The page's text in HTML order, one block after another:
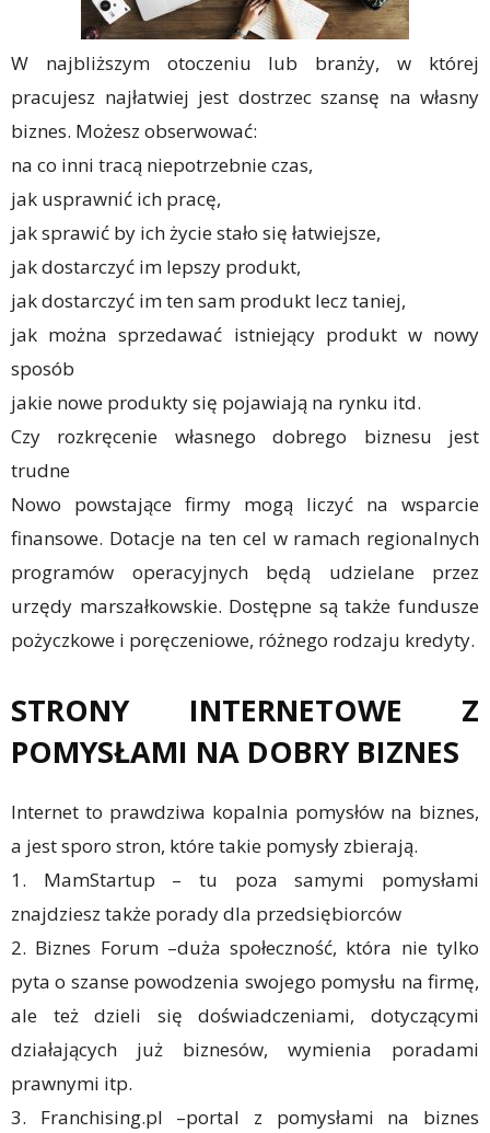
W najbliższym otoczeniu lub branży, w której
pracujesz najłatwiej jest dostrzec szansę na własny
biznes. Możesz obserwować:
na co inni tracą niepotrzebnie czas,
jak usprawnić ich pracę,
jak sprawić by ich życie stało się łatwiejsze,
jak dostarczyć im lepszy produkt,
jak dostarczyć im ten sam produkt lecz taniej,
jak można sprzedawać istniejący produkt w nowy
sposób
jakie nowe produkty się pojawiają na rynku itd.
Czy rozkręcenie własnego dobrego biznesu jest
trudne
Nowo powstające firmy mogą liczyć na wsparcie
finansowe. Dotacje na ten cel w ramach regionalnych
programów operacyjnych będą udzielane przez
urzędy marszałkowskie. Dostępne są także fundusze
pożyczkowe i poręczeniowe, różnego rodzaju kredyty.
STRONY INTERNETOWE Z
POMYSŁAMI NA DOBRY BIZNES
Internet to prawdziwa kopalnia pomysłów na biznes,
a jest sporo stron, które takie pomysły zbierają.
1. MamStartup – tu poza samymi pomysłami
znajdziesz także porady dla przedsiębiorców
2. Biznes Forum –duża społeczność, która nie tylko
pyta o szanse powodzenia swojego pomysłu na firmę,
ale też dzieli się doświadczeniami, dotyczącymi
działających już biznesów, wymienia poradami
prawnymi itp.
3. Franchising.pl –portal z pomysłami na biznes